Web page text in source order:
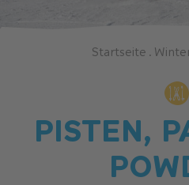
WINTER
Startseite .
PISTEN,